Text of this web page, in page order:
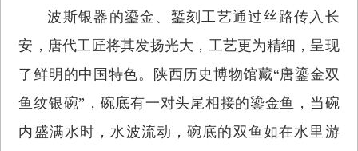
波斯银器的鎏金、錾刻工艺通过丝路传入长
安，唐代工匠将其发扬光大，工艺更为精细，呈现
了鲜明的中国特色。陕西历史博物馆藏“唐鎏金双
鱼纹银碗”，碗底有一对头尾相接的鎏金鱼，当碗
内盛满水时，水波流动，碗底的双鱼如在水里游